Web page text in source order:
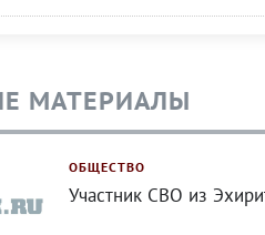
МАТЕРИАЛЫ
ОБЩЕСТВО
Участник СВО из